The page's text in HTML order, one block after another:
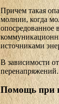
Причем такая
молнии, когда
опосредованное
источниками
В зависимости
Помощь при